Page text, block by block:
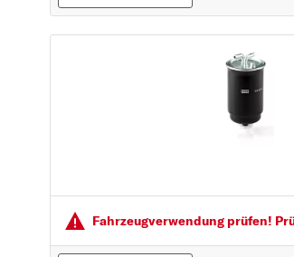
D
DACIA
HYUNDAI
CC
Fahrzeugver­wendung prüfen!